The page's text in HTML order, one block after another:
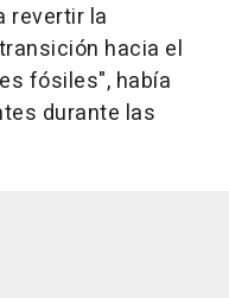
revertir la
hacia el
fósiles", había
durante las